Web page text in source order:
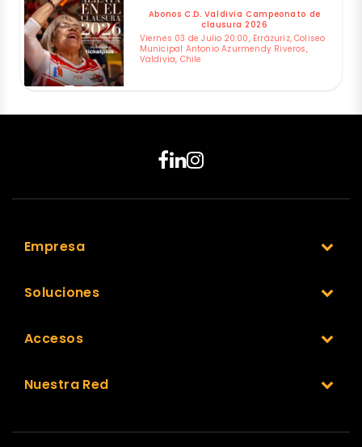
Abonos C.D. Valdivia Campeonato de
clausura 2026
Viernes 03 de Julio 20:00, Errázuriz, Coliseo
Municipal Antonio Azurmendy Riveros,
Valdivia, Chile
Empresa
Soluciones
Accesos
Nuestra Red